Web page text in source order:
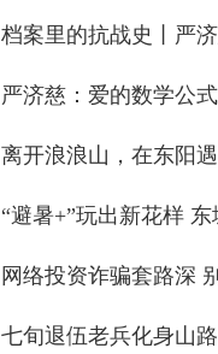
档案里的抗战史丨严
严济慈：爱的数学公式
离开浪浪山，在东阳
“避暑+”玩出新花样
网络投资诈骗套路深
七旬退伍老兵化身山